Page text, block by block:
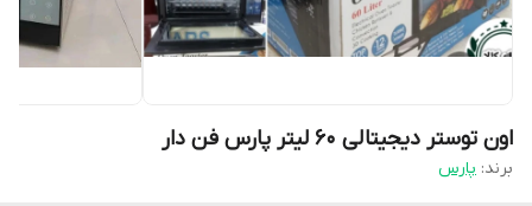
اون توستر دیجیتالی ۶۰ لیتر پارس فن دار
برند: پارس